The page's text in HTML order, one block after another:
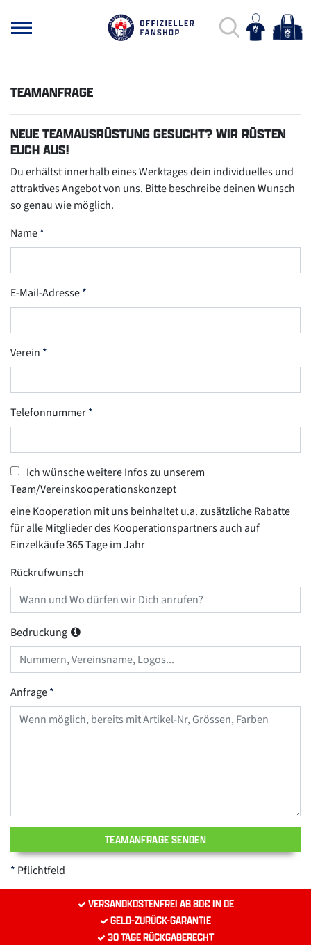
TEAMANFRAGE
NEUE TEAMAUSRÜSTUNG GESUCHT? WIR RÜSTEN
EUCH AUS!
Du erhältst innerhalb eines Werktages dein individuelles und
attraktives Angebot von uns. Bitte beschreibe deinen Wunsch
so genau wie möglich.
Name
E-Mail-Adresse
Verein
Telefonnummer
Ich wünsche weitere Infos zu unserem
Team/Vereinskooperationskonzept
eine Kooperation mit uns beinhaltet u.a. zusätzliche Rabatte
für alle Mitglieder des Kooperationspartners auch auf
Einzelkäufe 365 Tage im Jahr
Rückrufwunsch
Bedruckung
Anfrage
TEAMANFRAGE SENDEN
Pflichtfeld
VERSANDKOSTENFREI AB 80€ IN DE
GELD-ZURÜCK-GARANTIE
30 TAGE RÜCKGABERECHT